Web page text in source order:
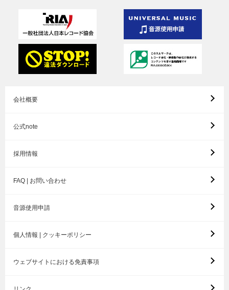
会社概要
公式note
採用情報
FAQ | お問い合わせ
音源使用申請
個人情報 | クッキーポリシー
ウェブサイトにおける免責事項